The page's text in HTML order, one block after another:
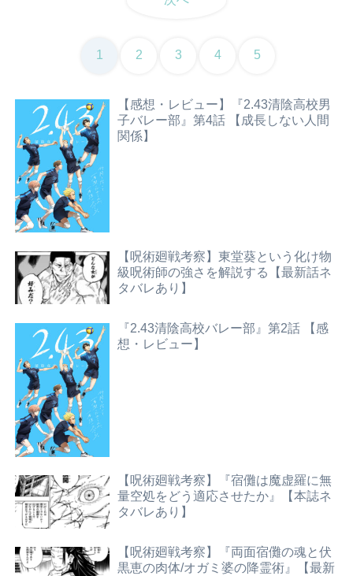
1 2 3 4 5
【感想・レビュー】『2.43清陰高校男
子バレー部』第4話 【成長しない人間
関係】
【呪術廻戦考察】東堂葵という化け物
級呪術師の強さを解説する【最新話ネ
タバレあり】
『2.43清陰高校バレー部』第2話 【感
想・レビュー】
【呪術廻戦考察】『宿儺は魔虚羅に無
量空処をどう適応させたか』【本誌ネ
タバレあり】
【呪術廻戦考察】『両面宿儺の魂と伏
黒恵の肉体/オガミ婆の降霊術』【最新